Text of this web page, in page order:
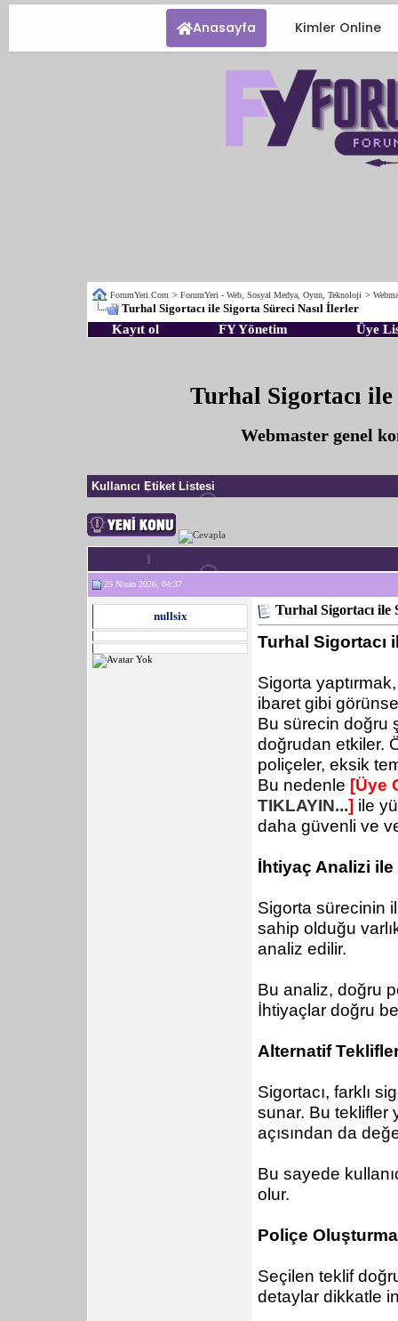
Anasayfa Kimler Online
ForumYeri.Com > ForumYeri - Web, Sosyal Medya, Oyun, Teknoloji >
Turhal Sigortacı ile Sigorta Süreci Nasıl İlerler
Kayıt ol FY Yönetim Üye
Turhal Sigortacı
Webmaster genel
Kullanıcı Etiket Listesi
25 Nisan 2026, 04:37
nullsix Turhal Sigortacı ile
Turhal Sigortacı
Sigorta
ibaret gibi
Bu sürecin doğru
doğrudan etkiler.
poliçeler, eksik
Bu nedenle [Üye
TIKLAYIN...] ile
daha güvenli ve
İhtiyaç Analizi ile
Sigorta sürecinin
sahip olduğu
analiz edilir.
Bu analiz, doğru
İhtiyaçlar doğru
Alternatif
Sigortacı, farklı
sunar. Bu teklifler
açısından da
Bu sayede
olur.
Poliçe
Seçilen teklif
detaylar dikkatle